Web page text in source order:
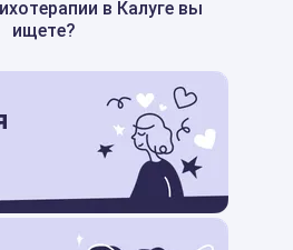
в Калуге вы
ищете?